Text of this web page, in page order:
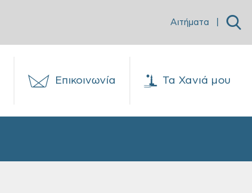
Αιτήματα
Επικοινωνία Τα Χανιά μου